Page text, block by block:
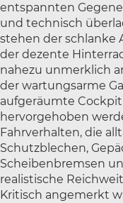
entspannten
und technisch
stehen der schlanke
der dezente
nahezu unmerklich
der wartungsarme
aufgeräumte
hervorgehoben
Fahrverhalten, die
Schutzblechen,
Scheibenbremsen
realistische
Kritisch angemerkt